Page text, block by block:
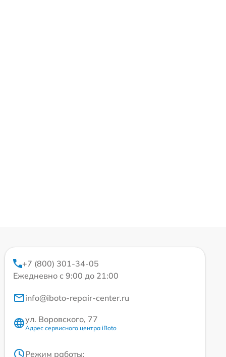
+7 (800) 301-34-05
Ежедневно с 9:00 до 21:00
info@iboto-repair-center.ru
ул. Воровского, 77
Адрес сервисного центра iBoto
Режим работы: